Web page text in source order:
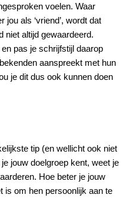
voelen. Waar
als ‘vriend’, wordt dat
niet altijd gewaardeerd.
pas je schrijfstijl daarop
aanspreekt met hun
je dit dus ook kunnen doen
tip (en wellicht ook niet
jouw doelgroep kent, weet je
Hoe beter je jouw
is om hen persoonlijk aan te